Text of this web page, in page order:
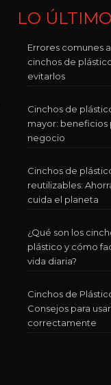
LO ÚLTIMO
Errores comunes
cinchos de
evitarlos
Cinchos de
mayor: beneficios
negocio
Cinchos de
reutilizables:
cuida el planeta
¿Qué son los
plástico y cómo
vida diaria?
Cinchos de
Consejos para
correctamente